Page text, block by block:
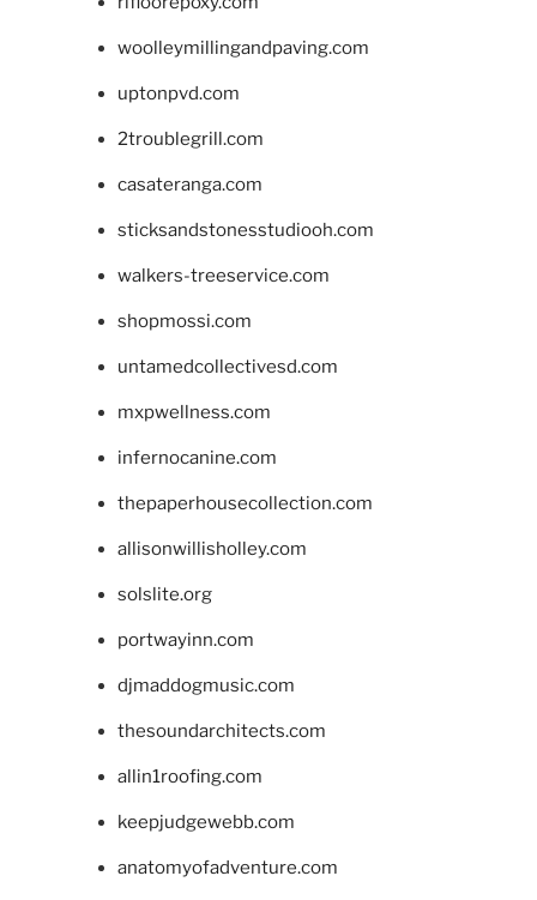
woolleymillingandpaving.com
uptonpvd.com
2troublegrill.com
casateranga.com
sticksandstonesstudiooh.com
walkers-treeservice.com
shopmossi.com
untamedcollectivesd.com
mxpwellness.com
infernocanine.com
thepaperhousecollection.com
allisonwillisholley.com
solslite.org
portwayinn.com
djmaddogmusic.com
thesoundarchitects.com
allin1roofing.com
keepjudgewebb.com
anatomyofadventure.com